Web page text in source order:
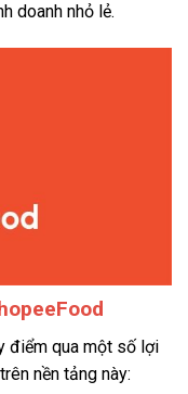
doanh nhỏ lẻ.
điểm qua một số lợi
nền tảng này: